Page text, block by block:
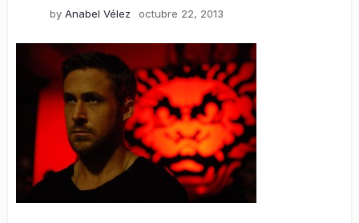
by Anabel Vélez octubre 22, 2013